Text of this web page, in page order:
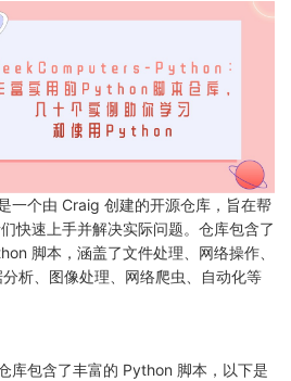
一个由 Craig 创建的开源仓库，旨在帮
快速上手并解决实际问题。仓库包含了
脚本，涵盖了文件处理、网络操作、
析、图像处理、网络爬虫、自动化等
库包含了丰富的 Python 脚本，以下是